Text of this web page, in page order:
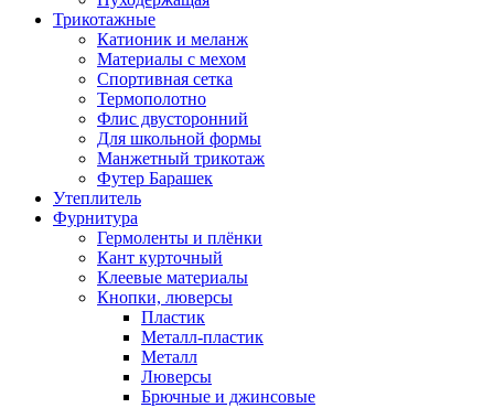
Трикотажные
Катионик и меланж
Материалы с мехом
Спортивная сетка
Термополотно
Флис двусторонний
Для школьной формы
Манжетный трикотаж
Футер Барашек
Утеплитель
Фурнитура
Гермоленты и плёнки
Кант курточный
Клеевые материалы
Кнопки, люверсы
Пластик
Металл-пластик
Металл
Люверсы
Брючные и джинсовые